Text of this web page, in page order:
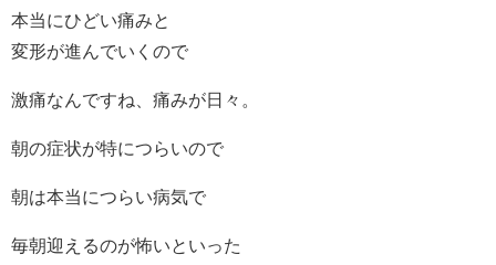
本当にひどい痛みと
変形が進んでいくので
激痛なんですね、痛みが日々。
朝の症状が特につらいので
朝は本当につらい病気で
毎朝迎えるのが怖いといった